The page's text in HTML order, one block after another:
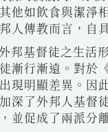
他如飲食與潔淨
人傳教而言，自
邦基督徒之生活
漸行漸遠。對於
現明顯差異。因
深了外邦人基督
並促成了兩派分